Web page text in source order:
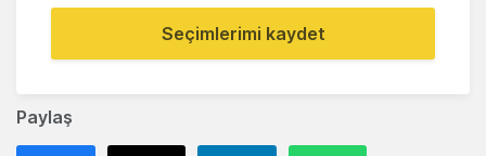
Paylaş
Seçimlerimi kaydet